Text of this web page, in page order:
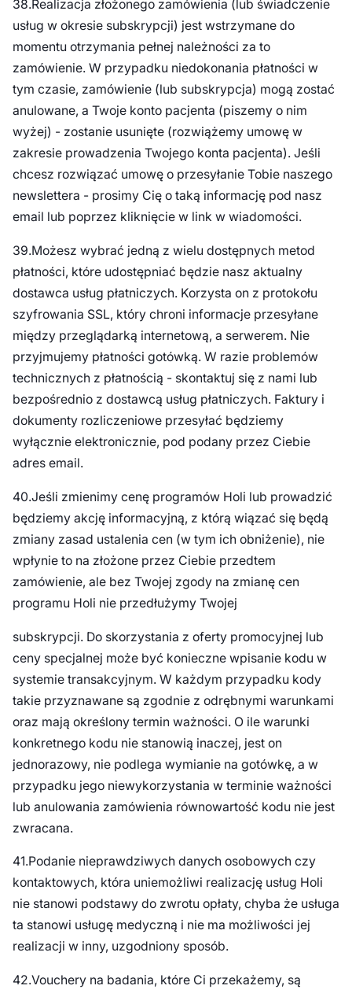
38.Realizacja złożonego zamówienia (lub świadczenie
usług w okresie subskrypcji) jest wstrzymane do
momentu otrzymania pełnej należności za to
zamówienie. W przypadku niedokonania płatności w
tym czasie, zamówienie (lub subskrypcja) mogą zostać
anulowane, a Twoje konto pacjenta (piszemy o nim
wyżej) - zostanie usunięte (rozwiążemy umowę w
zakresie prowadzenia Twojego konta pacjenta). Jeśli
chcesz rozwiązać umowę o przesyłanie Tobie naszego
newslettera - prosimy Cię o taką informację pod nasz
email lub poprzez kliknięcie w link w wiadomości.
39.Możesz wybrać jedną z wielu dostępnych metod
płatności, które udostępniać będzie nasz aktualny
dostawca usług płatniczych. Korzysta on z protokołu
szyfrowania SSL, który chroni informacje przesyłane
między przeglądarką internetową, a serwerem. Nie
przyjmujemy płatności gotówką. W razie problemów
technicznych z płatnością - skontaktuj się z nami lub
bezpośrednio z dostawcą usług płatniczych. Faktury i
dokumenty rozliczeniowe przesyłać będziemy
wyłącznie elektronicznie, pod podany przez Ciebie
adres email.
40.Jeśli zmienimy cenę programów Holi lub prowadzić
będziemy akcję informacyjną, z którą wiązać się będą
zmiany zasad ustalenia cen (w tym ich obniżenie), nie
wpłynie to na złożone przez Ciebie przedtem
zamówienie, ale bez Twojej zgody na zmianę cen
programu Holi nie przedłużymy Twojej
subskrypcji. Do skorzystania z oferty promocyjnej lub
ceny specjalnej może być konieczne wpisanie kodu w
systemie transakcyjnym. W każdym przypadku kody
takie przyznawane są zgodnie z odrębnymi warunkami
oraz mają określony termin ważności. O ile warunki
konkretnego kodu nie stanowią inaczej, jest on
jednorazowy, nie podlega wymianie na gotówkę, a w
przypadku jego niewykorzystania w terminie ważności
lub anulowania zamówienia równowartość kodu nie jest
zwracana.
41.Podanie nieprawdziwych danych osobowych czy
kontaktowych, która uniemożliwi realizację usług Holi
nie stanowi podstawy do zwrotu opłaty, chyba że usługa
ta stanowi usługę medyczną i nie ma możliwości jej
realizacji w inny, uzgodniony sposób.
42.Vouchery na badania, które Ci przekażemy, są